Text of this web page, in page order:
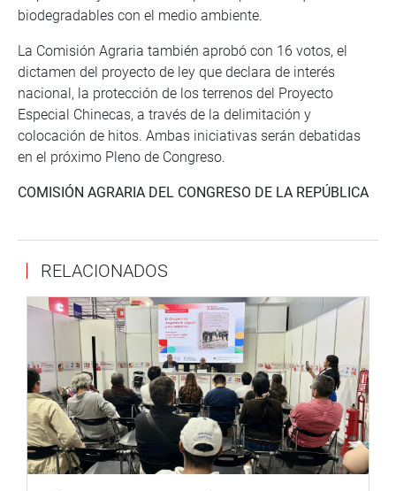
biodegradables con el medio ambiente.
La Comisión Agraria también aprobó con 16 votos, el
dictamen del proyecto de ley que declara de interés
nacional, la protección de los terrenos del Proyecto
Especial Chinecas, a través de la delimitación y
colocación de hitos. Ambas iniciativas serán debatidas
en el próximo Pleno de Congreso.
COMISIÓN AGRARIA DEL CONGRESO DE LA REPÚBLICA
RELACIONADOS